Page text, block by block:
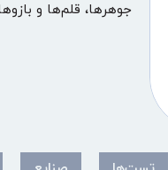
جوهرها، قلم‌ها و